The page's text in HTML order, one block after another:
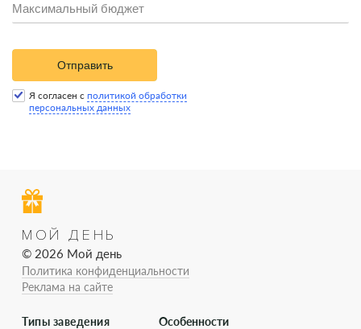
Отправить
Я согласен с политикой обработки
персональных данных
МОЙ ДЕНЬ
© 2026 Мой день
Политика конфиденциальности
Реклама на сайте
Типы заведения Особенности